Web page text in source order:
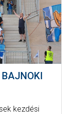
BAJNOKI
kezdési